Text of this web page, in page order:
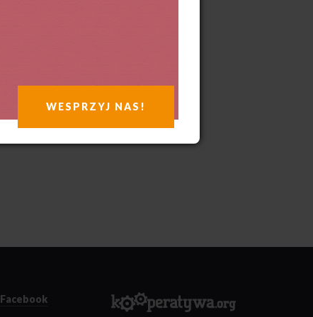
Facebook
WESPRZYJ NAS!